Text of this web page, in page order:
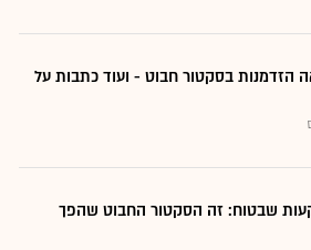
הזדמנות בסקטור חבוט - ועוד כתבות על
שבטוח: זה הסקטור החבוט שהפך